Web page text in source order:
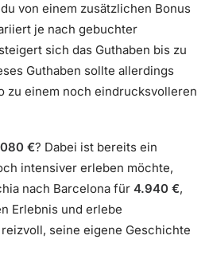
von einem zusätzlichen Bonus
je nach gebuchter
sich das Guthaben bis zu
Guthaben sollte allerdings
zu einem noch eindrucksvolleren
€? Dabei ist bereits ein
intensiver erleben möchte,
nach Barcelona für 4.940 €,
Erlebnis und erlebe
seine eigene Geschichte